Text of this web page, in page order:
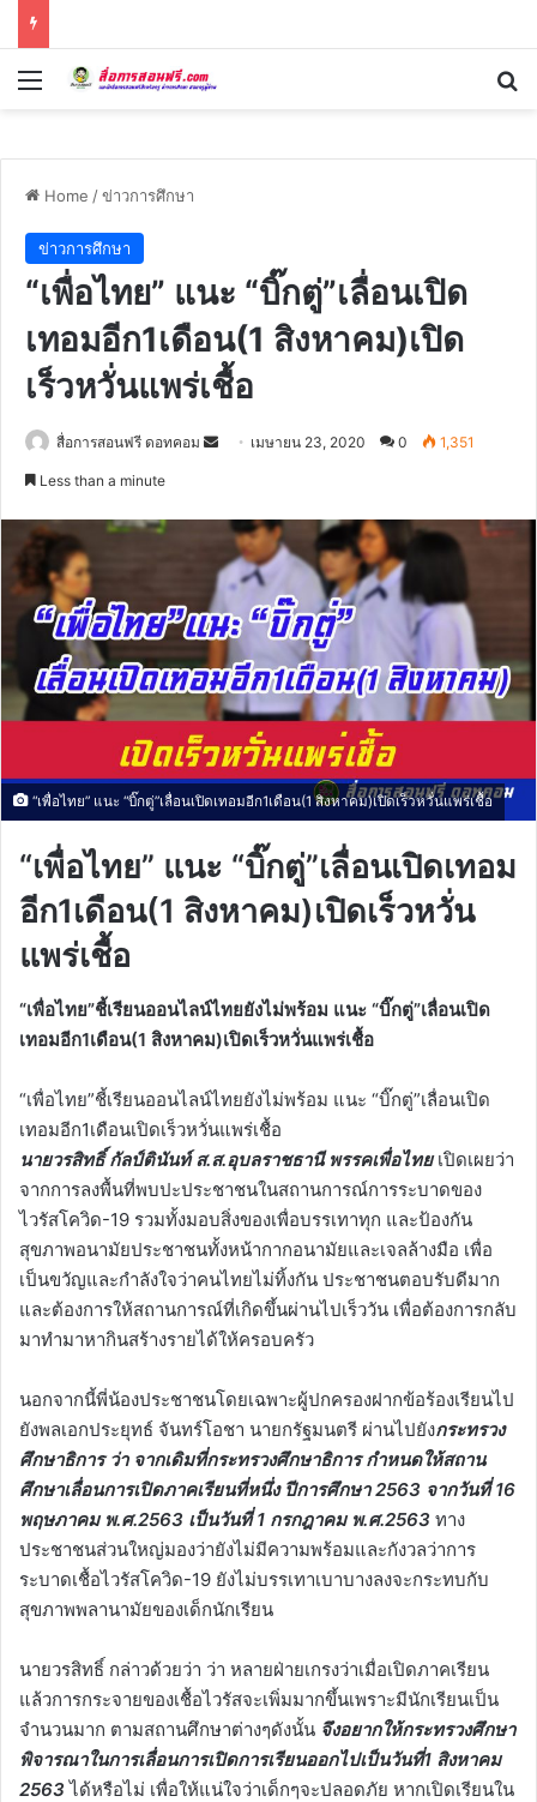
Menu
Home /ข่าวการศึกษา
ข่าวการศึกษา
“เพื่อไทย” แนะ “บิ๊กตู่”เลื่อนเปิด
เทอมอีก1เดือน(1 สิงหาคม)เปิด
เร็วหวั่นแพร่เชื้อ
สื่อการสอนฟรี ดอทคอม
Send เมษายน 23, 2020 0 1,351
Less than a minute
“เพื่อไทย” แนะ “บิ๊กตู่”เลื่อนเปิดเทอมอีก1เดือน(1 สิงหาคม)เปิดเร็วหวั่นแพร่เชื้อ
“เพื่อไทย” แนะ “บิ๊กตู่”เลื่อนเปิดเทอม
อีก1เดือน(1 สิงหาคม)เปิดเร็วหวั่น
แพร่เชื้อ
“เพื่อไทย”ชี้เรียนออนไลน์ไทยยังไม่พร้อม แนะ “บิ๊กตู่”เลื่อนเปิด
เทอมอีก1เดือน(1 สิงหาคม)เปิดเร็วหวั่นแพร่เชื้อ
“เพื่อไทย”ชี้เรียนออนไลน์ไทยยังไม่พร้อม แนะ “บิ๊กตู่”เลื่อนเปิด
เทอมอีก1เดือนเปิดเร็วหวั่นแพร่เชื้อ
นายวรสิทธิ์ กัลป์ตินันท์ ส.ส.อุบลราชธานี พรรคเพื่อไทยเปิดเผยว่า
จากการลงพื้นที่พบปะประชาชนในสถานการณ์การระบาดของ
ไวรัสโควิด-19 รวมทั้งมอบสิ่งของเพื่อบรรเทาทุก และป้องกัน
สุขภาพอนามัยประชาชนทั้งหน้ากากอนามัยและเจลล้างมือ เพื่อ
เป็นขวัญและกำลังใจว่าคนไทยไม่ทิ้งกัน ประชาชนตอบรับดีมาก
และต้องการให้สถานการณ์ที่เกิดขึ้นผ่านไปเร็ววัน เพื่อต้องการกลับ
มาทำมาหากินสร้างรายได้ให้ครอบครัว
นอกจากนี้พี่น้องประชาชนโดยเฉพาะผู้ปกครองฝากข้อร้องเรียนไป
ยังพลเอกประยุทธ์ จันทร์โอชา นายกรัฐมนตรี ผ่านไปยังกระทรวง
ศึกษาธิการ ว่า จากเดิมที่กระทรวงศึกษาธิการ กำหนดให้สถาน
ศึกษาเลื่อนการเปิดภาคเรียนที่หนึ่ง ปีการศึกษา 2563 จากวันที่ 16
พฤษภาคม พ.ศ.2563 เป็นวันที่ 1 กรกฎาคม พ.ศ.2563 ทาง
ประชาชนส่วนใหญ่มองว่ายังไม่มีความพร้อมและกังวลว่าการ
ระบาดเชื้อไวรัสโควิด-19 ยังไม่บรรเทาเบาบางลงจะกระทบกับ
สุขภาพพลานามัยของเด็กนักเรียน
นายวรสิทธิ์ กล่าวด้วยว่า ว่า หลายฝ่ายเกรงว่าเมื่อเปิดภาคเรียน
แล้วการกระจายของเชื้อไวรัสจะเพิ่มมากขึ้นเพราะมีนักเรียนเป็น
จำนวนมาก ตามสถานศึกษาต่างๆดังนั้น จึงอยากให้กระทรวงศึกษา
พิจารณาในการเลื่อนการเปิดการเรียนออกไปเป็นวันที่1 สิงหาคม
2563 ได้หรือไม่ เพื่อให้แน่ใจว่าเด็กๆจะปลอดภัย หากเปิดเรียนใน